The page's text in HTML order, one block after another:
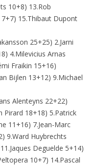
10+8) 13.Rob
15.Thibaut Dupont
25+25) 2.Jarni
4.Milevicius Arnas
Fraikin 15+16)
Bijlen 13+12) 9.Michael
Alenteyns 22+22)
Pirard 18+18) 5.Patrick
11+16) 7.Jean-Marc
9.Ward Huybrechts
Deguelde 5+14)
10+7) 14.Pascal